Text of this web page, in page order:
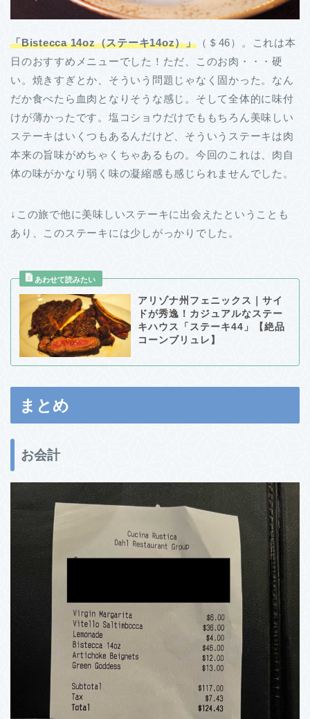
「Bistecca 14oz（ステーキ14oz）」 （＄46）。これは本
日のおすすめメニューでした！ただ、このお肉・・・硬
い。焼きすぎとか、そういう問題じゃなく固かった。なん
だか食べたら血肉となりそうな感じ。そして全体的に味付
けが薄かったです。塩コショウだけでももちろん美味しい
ステーキはいくつもあるんだけど、そういうステーキは肉
本来の旨味がめちゃくちゃあるもの。今回のこれは、肉自
体の味がかなり弱く味の凝縮感も感じられませんでした。
↓この旅で他に美味しいステーキに出会えたということも
あり、このステーキには少しがっかりでした。
アリゾナ州フェニックス｜サイ
ドが秀逸！カジュアルなステー
キハウス「ステーキ44」【絶品
コーンブリュレ】
まとめ
お会計